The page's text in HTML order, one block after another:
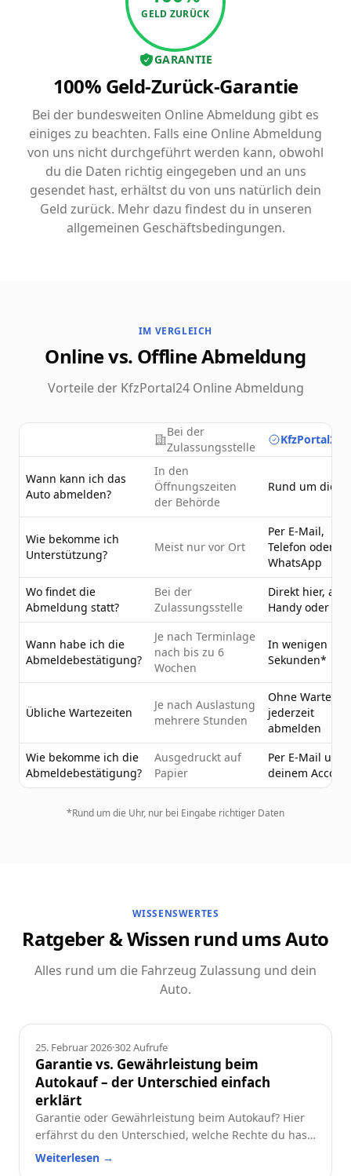
GELD ZURÜCK
GARANTIE
100% Geld-Zurück-Garantie
Bei der bundesweiten Online Abmeldung gibt es
einiges zu beachten. Falls eine Online Abmeldung
von uns nicht durchgeführt werden kann, obwohl
du die Daten richtig eingegeben und an uns
gesendet hast, erhältst du von uns natürlich dein
Geld zurück. Mehr dazu findest du in unseren
allgemeinen Geschäftsbedingungen.
IM VERGLEICH
Online vs. Offline Abmeldung
Vorteile der KfzPortal24 Online Abmeldung
Bei der
Zulassungsstelle
Wann kann ich das
Auto abmelden?
In den
Öffnungszeiten
der Behörde
Rund um die
Wie bekomme ich
Unterstützung?
Meist nur vor Ort
Per E-Mail,
Telefon oder
WhatsApp
Wo findet die
Abmeldung statt?
Bei der
Zulassungsstelle
Direkt hier, am
Handy oder PC
Wann habe ich die
Abmeldebestätigung?
Je nach Terminlage
nach bis zu 6
Wochen
In wenigen
Sekunden*
Übliche Wartezeiten
Je nach Auslastung
mehrere Stunden
Ohne Wartezeit
jederzeit
abmelden
Wie bekomme ich die
Abmeldebestätigung?
Ausgedruckt auf
Papier
Per E-Mail und
deinem
*Rund um die Uhr, nur bei Eingabe richtiger Daten
WISSENSWERTES
Ratgeber & Wissen rund ums Auto
Alles rund um die Fahrzeug Zulassung und dein
Auto.
Ratgeber
25. Februar 2026·302Aufrufe
Garantie vs. Gewährleistung beim
Autokauf – der Unterschied einfach
erklärt
Garantie oder Gewährleistung beim Autokauf? Hier
erfährst du den Unterschied, welche Rechte du hast
und worauf du beim Neu- oder Gebrauchtwagen
Weiterlesen →